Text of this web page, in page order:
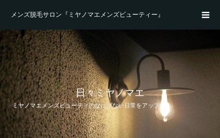
メンズ脱毛サロン『ミヤノマエメンズビューティー』
日々ミヤノマエ
ミヤノマエメンズビューティのなにげない日常をアップ